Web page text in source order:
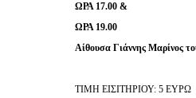
ΩΡΑ 17.00 &
ΩΡΑ 19.00
Αίθουσα Γιάννης
ΤΙΜΗ ΕΙΣΙΤΗΡΙΟΥ: 5 ΕΥΡΩ